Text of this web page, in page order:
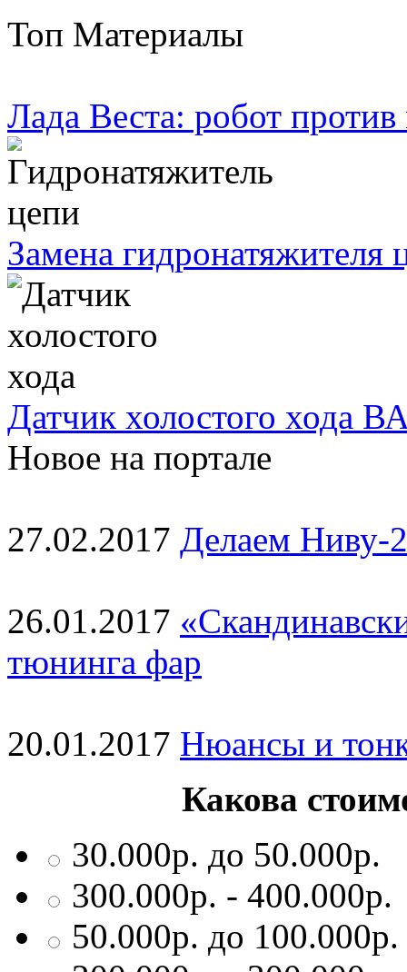
Топ Материалы
Лада Веста: робот
Замена
Датчик холостого хода
Новое на портале
27.02.2017 Делаем Ниву-
26.01.2017
тюнинга фар
20.01.2017 Нюансы и
Какова
30.000р. до 50.000р.
300.000р. - 400.000р.
50.000р. до 100.000р.